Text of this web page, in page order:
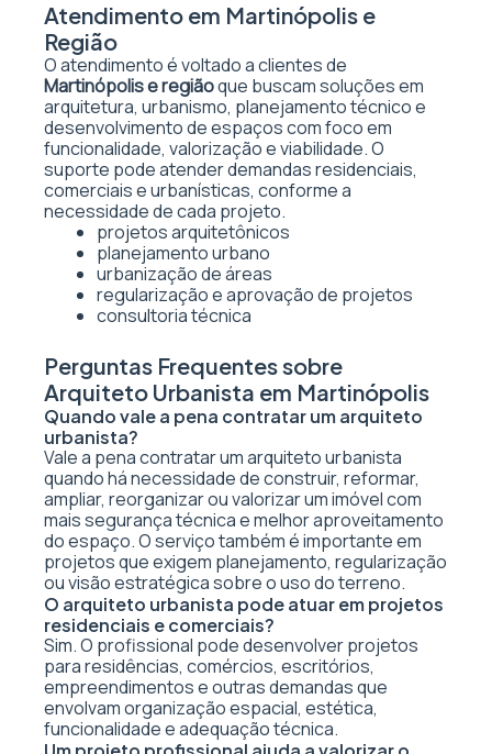
Atendimento em Martinópolis e
Região
O atendimento é voltado a clientes de
Martinópolis e regiãoque buscam soluções em
arquitetura, urbanismo, planejamento técnico e
desenvolvimento de espaços com foco em
funcionalidade, valorização e viabilidade. O
suporte pode atender demandas residenciais,
comerciais e urbanísticas, conforme a
necessidade de cada projeto.
projetos arquitetônicos
planejamento urbano
urbanização de áreas
regularização e aprovação de projetos
consultoria técnica
Perguntas Frequentes sobre
Arquiteto Urbanista em Martinópolis
Quando vale a pena contratar um arquiteto
urbanista?
Vale a pena contratar um arquiteto urbanista
quando há necessidade de construir, reformar,
ampliar, reorganizar ou valorizar um imóvel com
mais segurança técnica e melhor aproveitamento
do espaço. O serviço também é importante em
projetos que exigem planejamento, regularização
ou visão estratégica sobre o uso do terreno.
O arquiteto urbanista pode atuar em projetos
residenciais e comerciais?
Sim. O profissional pode desenvolver projetos
para residências, comércios, escritórios,
empreendimentos e outras demandas que
envolvam organização espacial, estética,
funcionalidade e adequação técnica.